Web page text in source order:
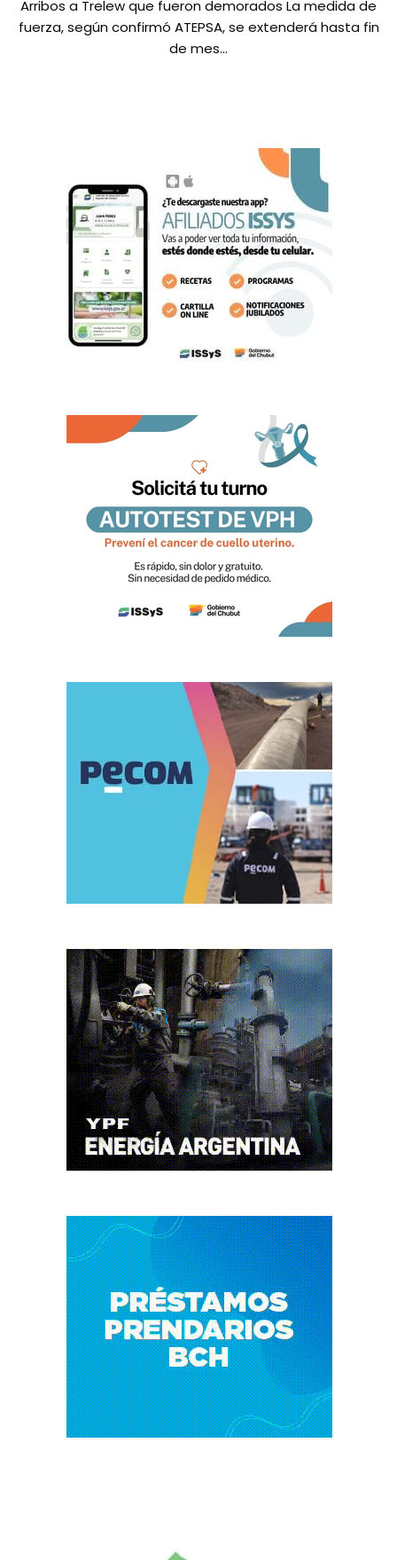
Arribos a Trelew que fueron demorados La medida de
fuerza, según confirmó ATEPSA, se extenderá hasta fin
de mes…